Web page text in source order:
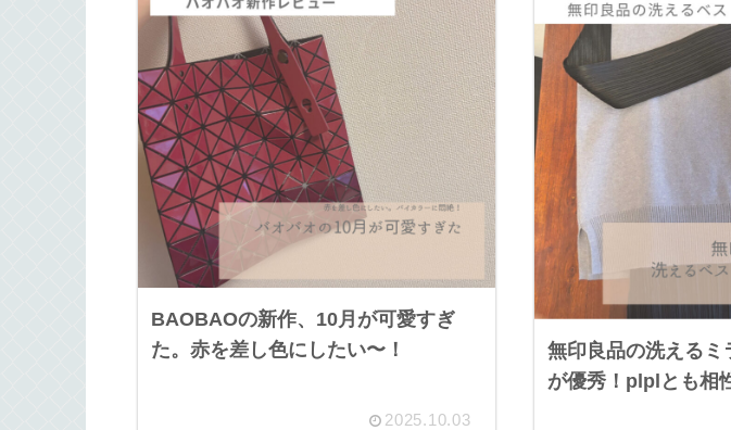
BAOBAOの新作、10月が可愛すぎ
た。赤を差し色にしたい〜！
2025.10.03
無印良品の洗えるミ
が優秀！plplとも相